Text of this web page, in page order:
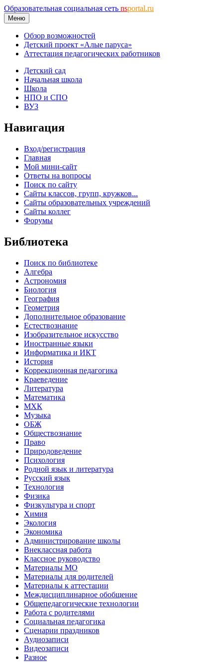
Образовательная социальная сеть nsportal.ru
Меню
Обзор возможностей
Детский проект «Алые паруса»
Аттестация педагогических работников
Детский сад
Начальная школа
Школа
НПО и СПО
ВУЗ
Навигация
Вход/регистрация
Главная
Мой мини-сайт
Ответы на вопросы
Поиск по сайту
Сайты классов, групп, кружков...
Сайты образовательных учреждений
Сайты коллег
Форумы
Библиотека
Поиск по библиотеке
Алгебра
Астрономия
Биология
География
Геометрия
Дополнительное образование
Естествознание
Изобразительное искусство
Иностранные языки
Информатика и ИКТ
История
Коррекционная педагогика
Краеведение
Литература
Математика
МХК
Музыка
ОБЖ
Обществознание
Право
Природоведение
Психология
Родной язык и литература
Русский язык
Технология
Физика
Физкультура и спорт
Химия
Экология
Экономика
Администрирование школы
Внеклассная работа
Классное руководство
Материалы МО
Материалы для родителей
Материалы к аттестации
Междисциплинарное обобщение
Общепедагогические технологии
Работа с родителями
Социальная педагогика
Сценарии праздников
Аудиозаписи
Видеозаписи
Разное